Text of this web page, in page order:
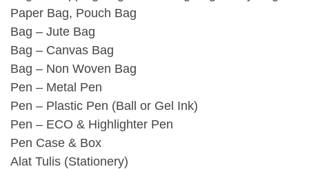
Paper Bag, Pouch Bag
Bag – Jute Bag
Bag – Canvas Bag
Bag – Non Woven Bag
Pen – Metal Pen
Pen – Plastic Pen (Ball or Gel Ink)
Pen – ECO & Highlighter Pen
Pen Case & Box
Alat Tulis (Stationery)